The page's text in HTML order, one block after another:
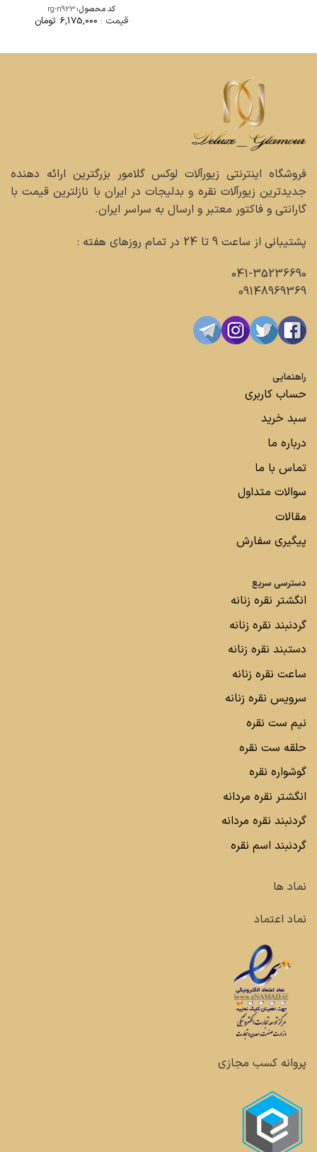
امتیاز5از
5
کد محصول:rg-n923
قیمت : 6,175,000 تومان
فروشگاه اینترنتی زیورآلات لوکس گلامور بزرگترین ارائه دهنده
جدیدترین زیورآلات نقره و بدلیجات در ایران با نازلترین قیمت با
گارانتی و فاکتور معتبر و ارسال به سراسر ایران.
پشتیبانی از ساعت 9 تا 24 در تمام روزهای هفته :
041-35236690
09148969369
راهنمایی
حساب کاربری
سبد خرید
درباره ما
تماس با ما
سوالات متداول
مقالات
پیگیری سفارش
دسترسی سریع
انگشتر نقره زنانه
گردنبند نقره زنانه
دستبند نقره زنانه
ساعت نقره زنانه
سرویس نقره زنانه
نیم ست نقره
حلقه ست نقره
گوشواره نقره
انگشتر نقره مردانه
گردنبند نقره مردانه
گردنبند اسم نقره
نماد ها
نماد اعتماد
پروانه کسب مجازی